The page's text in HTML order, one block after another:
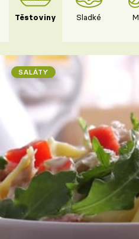
Těstoviny Sladké
SALÁTY